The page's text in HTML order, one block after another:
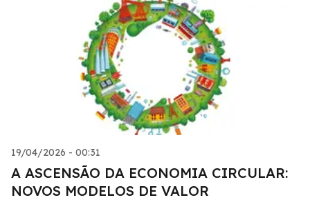
19/04/2026 - 00:31
A ASCENSÃO DA ECONOMIA CIRCULAR:
NOVOS MODELOS DE VALOR